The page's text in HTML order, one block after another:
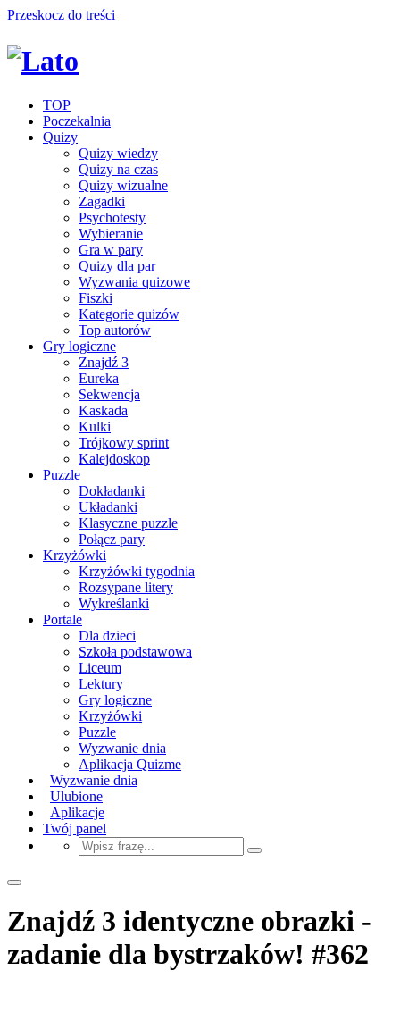
Przeskocz do treści
TOP
Poczekalnia
Quizy
Quizy wiedzy
Quizy na czas
Quizy wizualne
Zagadki
Psychotesty
Wybieranie
Gra w pary
Quizy dla par
Wyzwania quizowe
Fiszki
Kategorie quizów
Top autorów
Gry logiczne
Znajdź 3
Eureka
Sekwencja
Kaskada
Kulki
Trójkowy sprint
Kalejdoskop
Puzzle
Dokładanki
Układanki
Klasyczne puzzle
Połącz pary
Krzyżówki
Krzyżówki tygodnia
Rozsypane litery
Wykreślanki
Portale
Dla dzieci
Szkoła podstawowa
Liceum
Lektury
Gry logiczne
Krzyżówki
Puzzle
Wyzwanie dnia
Aplikacja Quizme
Wyzwanie dnia
Ulubione
Aplikacje
Twój panel
Znajdź 3 identyczne obrazki -
zadanie dla bystrzaków! #362